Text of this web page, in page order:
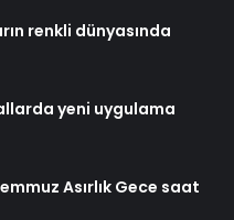
renkli dünyasında
yeni uygulama
Asırlık Gece saat